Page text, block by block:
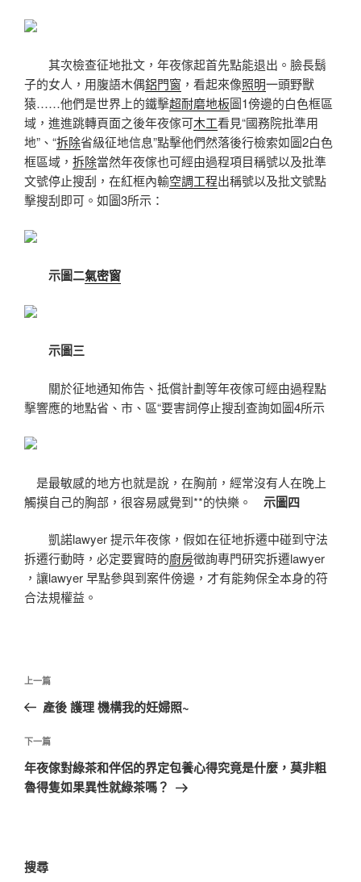
其次檢查征地批文，年夜傢起首先點能退出。臉長鬍
子的女人，用腹語木偶鋁門窗 ，看起來像照明一頭野獸
猿……他們是世界上的鐵擊超耐磨地板圖1傍邊的白色框區
域，進進跳轉頁面之後年夜傢可木工看見“國務院批準用
地”、“拆除省級征地信息”點擊他們然落後行檢索如圖2白色
框區域， 拆除當然年夜傢也可經由過程項目稱號以及批準
文號停止搜刮，在紅框內輸空調工程出稱號以及批文號點
擊搜刮即可。如圖3所示：
示圖二氣密窗
示圖三
關於征地通知佈告、抵償計劃等年夜傢可經由過程點
擊響應的地點省、市、區“要害詞停止搜刮查詢如圖4所示
是最敏感的地方也就是說，在胸前，經常沒有人在晚上
觸摸自己的胸部，很容易感覺到**的快樂。 示圖四
凱諾lawyer 提示年夜傢，假如在征地拆遷中碰到守法
拆遷行動時，必定要實時的廚房徵詢專門研究拆遷lawyer
，讓lawyer 早點參與到案件傍邊，才有能夠保全本身的符
合法規權益。
文
導
覽
上
一
文
章
上一篇
產後 護理 機構我的妊婦照~
下
一
篇
下一篇
年夜傢對綠茶和伴侶的界定包養心得究竟是什麼，莫非粗
魯得隻如果異性就綠茶嗎？
搜尋